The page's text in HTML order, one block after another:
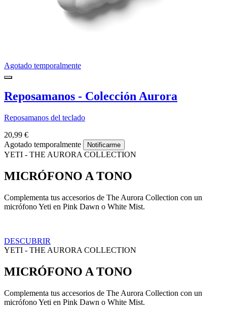
Agotado temporalmente
Reposamanos - Colección Aurora
Reposamanos del teclado
20,99 €
Agotado temporalmente
Notificarme
YETI - THE AURORA COLLECTION
MICRÓFONO A TONO
Complementa tus accesorios de The Aurora Collection con un
micrófono Yeti en Pink Dawn o White Mist.
DESCUBRIR
YETI - THE AURORA COLLECTION
MICRÓFONO A TONO
Complementa tus accesorios de The Aurora Collection con un
micrófono Yeti en Pink Dawn o White Mist.